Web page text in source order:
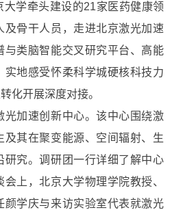
学牵头建设的21家医药健康领
骨干人员，走进北京激光加速
与类脑智能交叉研究平台、高能
实地感受怀柔科学城硬核科技力
化开展深度对接。
加速创新中心。该中心围绕激
及其在聚变能源、空间辐射、生
研究。调研团一行详细了解中心
上，北京大学物理学院教授、
颜学庆与来访实验室代表就激光